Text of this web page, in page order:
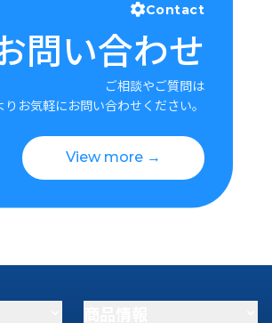
Contact
問い合わせ
ご相談やご質問は
りお気軽にお問い合わせください。
View more →